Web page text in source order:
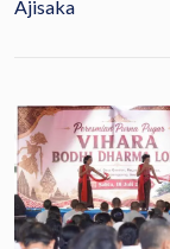
Ajisaka